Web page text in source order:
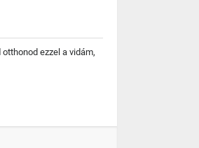
ezzel a vidám,